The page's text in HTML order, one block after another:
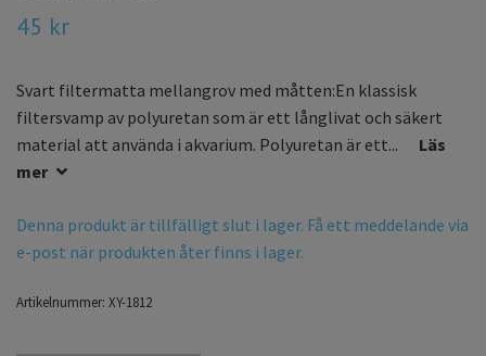
45 kr
Svart filtermatta mellangrov med måtten:En klassisk
filtersvamp av polyuretan som är ett långlivat och säkert
material att använda i akvarium. Polyuretan är ett...
Läs
mer
Denna produkt är tillfälligt slut i lager. Få ett meddelande via
e-post när produkten åter finns i lager.
Artikelnummer: XY-1812